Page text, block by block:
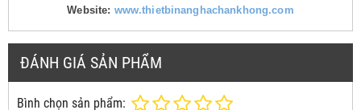
Website: www.thietbinanghachankhong.com
ĐÁNH GIÁ SẢN PHẨM
Bình chọn sản phẩm: